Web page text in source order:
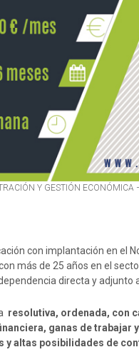
Y GESTIÓN ECONÓMICA
con implantación en el
más de 25 años en el
directa y adjunto
resolutiva, ordenada, con
ganas de
y altas posibilidades de